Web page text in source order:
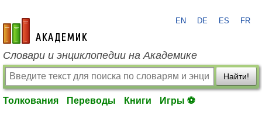
academic.ru
EN DE ES FR
Словари и энциклопедии на Академике
Найти!
Толкования Переводы Книги Игры ⚽